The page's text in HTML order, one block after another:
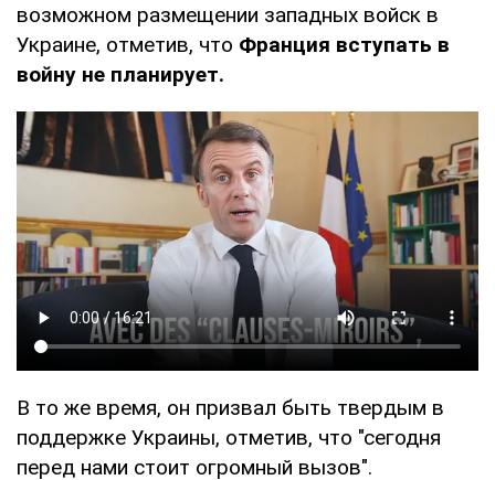
возможном размещении западных войск в
Украине, отметив, что Франция вступать в
войну не планирует.
В то же время, он призвал быть твердым в
поддержке Украины, отметив, что "сегодня
перед нами стоит огромный вызов".